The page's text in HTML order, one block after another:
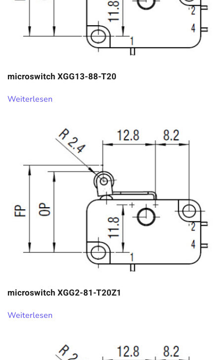
microswitch XGG13-88-T20
Weiterlesen
microswitch XGG2-81-T20Z1
Weiterlesen